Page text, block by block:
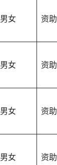
男女 资助
男女 资助
男女 资助
男女 资助